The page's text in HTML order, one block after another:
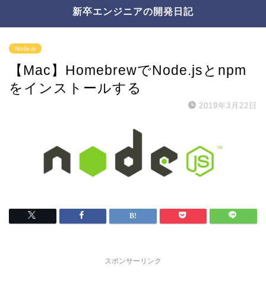
新卒エンジニアの開発日記
Node.js
【Mac】HomebrewでNode.jsとnpm
をインストールする
2019年3月22日
スポンサーリンク